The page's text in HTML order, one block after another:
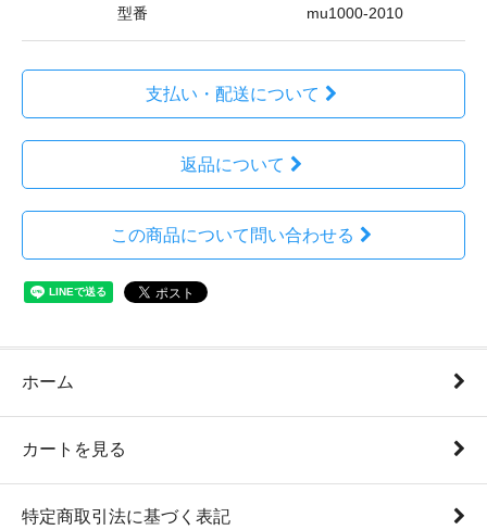
型番 mu1000-2010
支払い・配送について
返品について
この商品について問い合わせる
ホーム
カートを見る
特定商取引法に基づく表記